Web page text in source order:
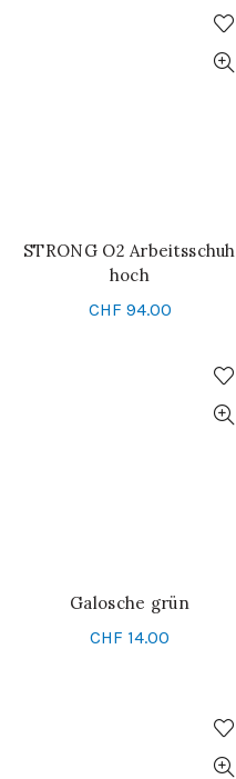
SCHNELL-EINKAUF
STRONG O2 Arbeitsschuh
hoch
CHF 94.00
SCHNELL-EINKAUF
Galosche grün
CHF 14.00